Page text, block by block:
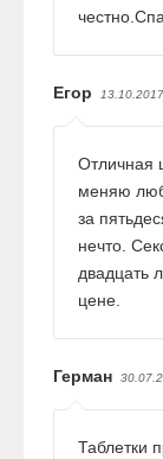
Егор 13.10.2017
Отличная
меняю
за
нечто.
двадцать
цене.
Герман
Таблетки